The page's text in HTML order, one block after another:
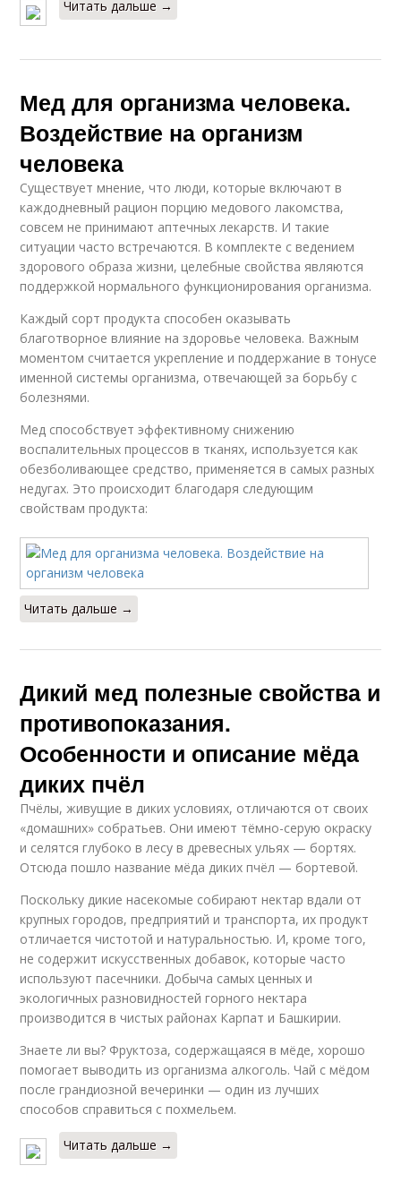
Читать дальше →
Мед для организма человека.
Воздействие на организм
человека
Существует мнение, что люди, которые включают в
каждодневный рацион порцию медового лакомства,
совсем не принимают аптечных лекарств. И такие
ситуации часто встречаются. В комплекте с ведением
здорового образа жизни, целебные свойства являются
поддержкой нормального функционирования организма.
Каждый сорт продукта способен оказывать
благотворное влияние на здоровье человека. Важным
моментом считается укрепление и поддержание в тонусе
именной системы организма, отвечающей за борьбу с
болезнями.
Мед способствует эффективному снижению
воспалительных процессов в тканях, используется как
обезболивающее средство, применяется в самых разных
недугах. Это происходит благодаря следующим
свойствам продукта:
Читать дальше →
Дикий мед полезные свойства и
противопоказания.
Особенности и описание мёда
диких пчёл
Пчёлы, живущие в диких условиях, отличаются от своих
«домашних» собратьев. Они имеют тёмно-серую окраску
и селятся глубоко в лесу в древесных ульях — бортях.
Отсюда пошло название мёда диких пчёл — бортевой.
Поскольку дикие насекомые собирают нектар вдали от
крупных городов, предприятий и транспорта, их продукт
отличается чистотой и натуральностью. И, кроме того,
не содержит искусственных добавок, которые часто
используют пасечники. Добыча самых ценных и
экологичных разновидностей горного нектара
производится в чистых районах Карпат и Башкирии.
Знаете ли вы? Фруктоза, содержащаяся в мёде, хорошо
помогает выводить из организма алкоголь. Чай с мёдом
после грандиозной вечеринки — один из лучших
способов справиться с похмельем.
Читать дальше →